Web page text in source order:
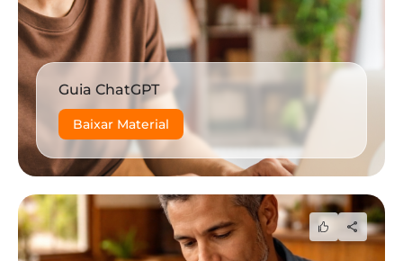
Guia ChatGPT
Baixar Material